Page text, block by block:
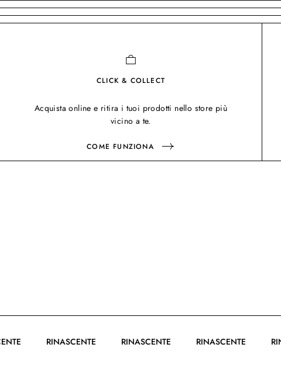
CLICK & COLLECT
Acquista online e ritira i tuoi prodotti nello store più
vicino a te.
COME FUNZIONA
RINASCENTE RINASCENTE RINASCENTE